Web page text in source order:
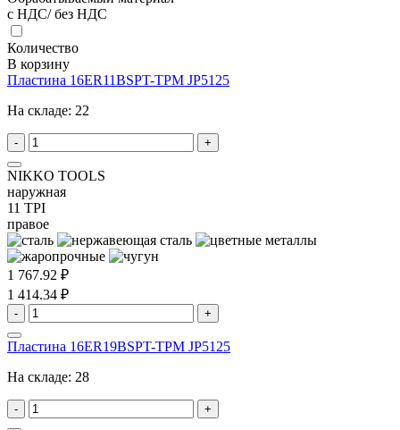
с НДС/ без НДС
Количество
В корзину
Пластина 16ER11BSPT-TPM JP5125
На складе: 22
- +
NIKKO TOOLS
наружная
11 TPI
правое
1 767.92 ₽
1 414.34 ₽
- +
Пластина 16ER19BSPT-TPM JP5125
На складе: 28
- +